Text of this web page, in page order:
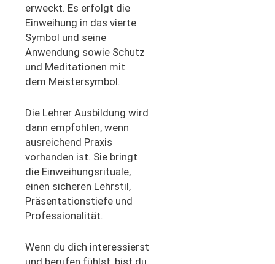
erweckt. Es erfolgt die
Einweihung in das vierte
Symbol und seine
Anwendung sowie Schutz
und Meditationen mit
dem Meistersymbol.
Die Lehrer Ausbildung wird
dann empfohlen, wenn
ausreichend Praxis
vorhanden ist. Sie bringt
die Einweihungsrituale,
einen sicheren Lehrstil,
Präsentationstiefe und
Professionalität.
Wenn du dich interessierst
und berufen fühlst, bist du